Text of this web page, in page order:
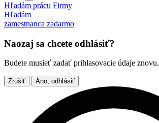
Hľadám prácu Firmy
Hľadám
zamestnanca zadarmo
Naozaj sa chcete odhlásiť?
Budete musieť zadať prihlasovacie údaje znovu.
Zrušiť Áno, odhlásiť